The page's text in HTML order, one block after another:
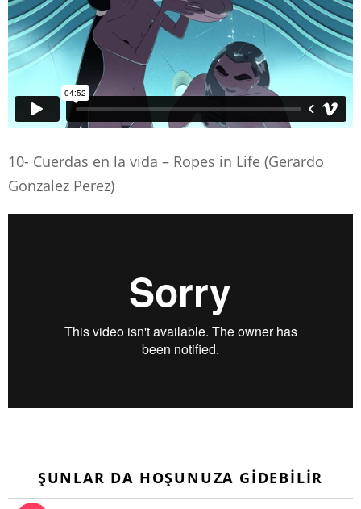
10- Cuerdas en la vida – Ropes in Life (Gerardo
Gonzalez Perez)
ŞUNLAR DA HOŞUNUZA GIDEBILIR